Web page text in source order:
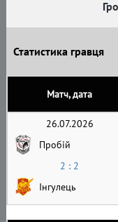
Статистика гравця
Матч, дата
26.07.2026
Пробій
2 : 2
Інгулець